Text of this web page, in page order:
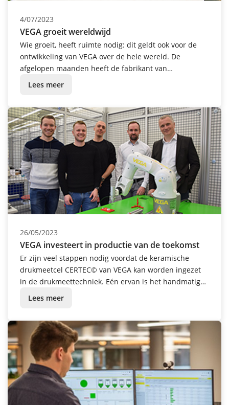
4/07/2023
VEGA groeit wereldwijd
Wie groeit, heeft ruimte nodig: dit geldt ook voor de
ontwikkeling van VEGA over de hele wereld. De
afgelopen maanden heeft de fabrikant van
meettechniek op maar liefst vier locaties tegelijk zijn
Lees meer
26/05/2023
VEGA investeert in productie van de toekomst
Er zijn veel stappen nodig voordat de keramische
drukmeetcel CERTEC© van VEGA kan worden ingezet
in de drukmeettechniek. Eén ervan is het handmatig
aanbrengen van de componenten, een
automatiseren.
Lees meer